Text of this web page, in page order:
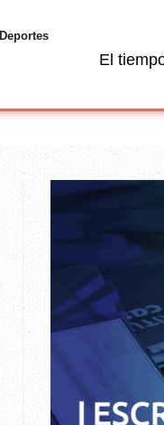
Deportes
El